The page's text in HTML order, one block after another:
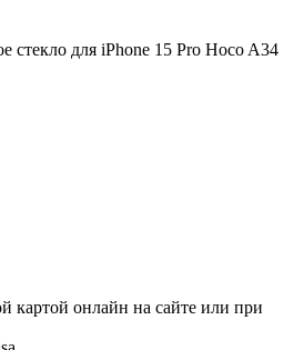
для iPhone 15 Pro Hoco A34
картой онлайн на сайте или при